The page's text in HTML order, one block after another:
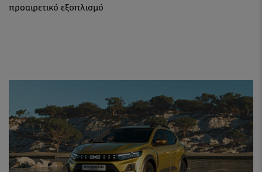
προαιρετικό εξοπλισμό